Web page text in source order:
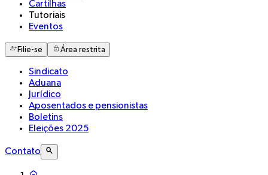
Cartilhas
Tutoriais
Eventos
Filie-se Área restrita
Sindicato
Aduana
Jurídico
Aposentados e pensionistas
Boletins
Eleições 2025
Contato